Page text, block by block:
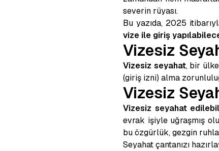
severin rüyası.
Bu yazıda, 2025
vize ile giriş
Vizesiz
Vizesiz seyahat, bir
(giriş izni) alma
Vizesiz
Vizesiz seyahat
evrak işiyle uğraşmış
bu özgürlük, gezgin
Seyahat çantanızı